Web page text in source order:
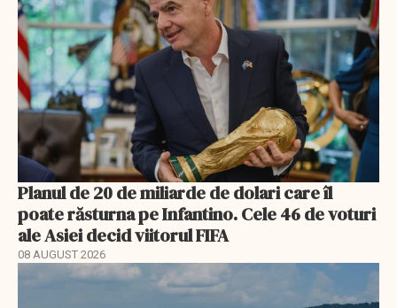
Planul de 20 de miliarde de dolari care îl
poate răsturna pe Infantino. Cele 46 de voturi
ale Asiei decid viitorul FIFA
08 AUGUST 2026